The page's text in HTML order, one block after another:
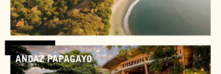
Costa Rica
ANDAZ PAPAGAYO